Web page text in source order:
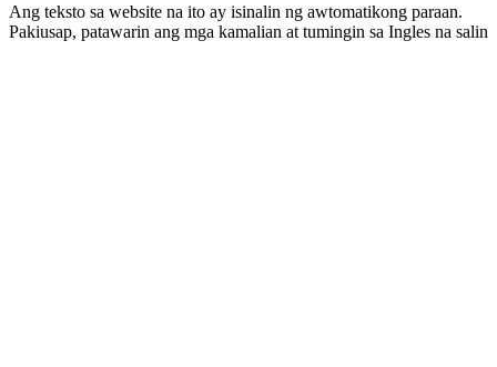
Ang teksto sa website na ito ay isinalin ng awtomatikong paraan.
Pakiusap, patawarin ang mga kamalian at tumingin sa Ingles na salin